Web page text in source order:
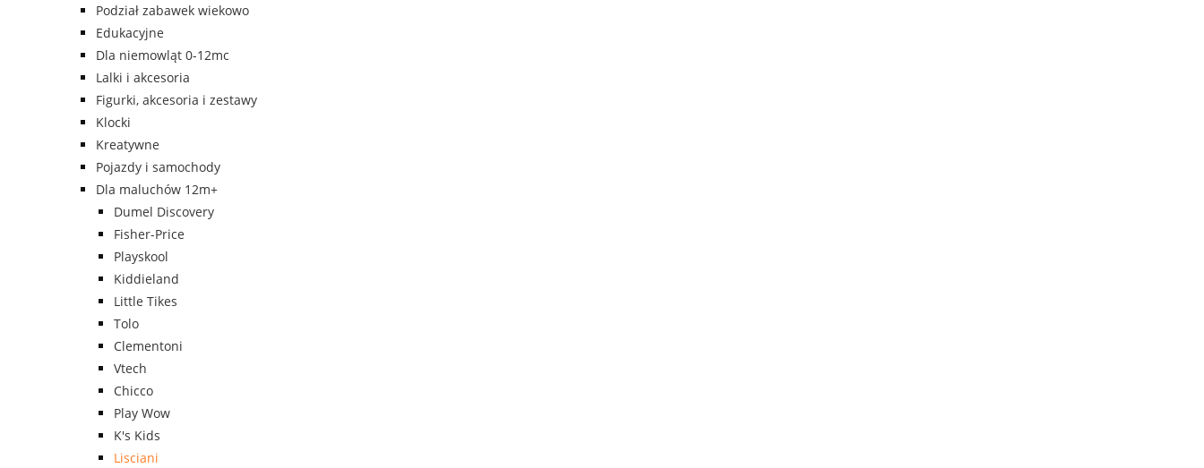
Podział zabawek wiekowo
Edukacyjne
Dla niemowląt 0-12mc
Lalki i akcesoria
Figurki, akcesoria i zestawy
Klocki
Kreatywne
Pojazdy i samochody
Dla maluchów 12m+
Dumel Discovery
Fisher-Price
Playskool
Kiddieland
Little Tikes
Tolo
Clementoni
Vtech
Chicco
Play Wow
K's Kids
Lisciani